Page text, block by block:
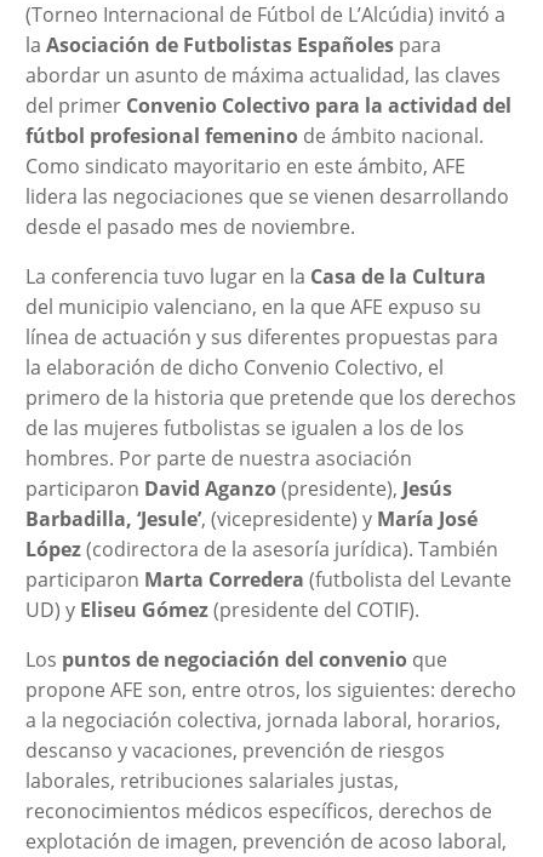
(Torneo Internacional de Fútbol de L’Alcúdia) invitó a
la Asociación de Futbolistas Españolespara
abordar un asunto de máxima actualidad, las claves
del primer Convenio Colectivo para la actividad del
fútbol profesional femeninode ámbito nacional.
Como sindicato mayoritario en este ámbito, AFE
lidera las negociaciones que se vienen desarrollando
desde el pasado mes de noviembre.
La conferencia tuvo lugar en la Casa de la Cultura
del municipio valenciano, en la que AFE expuso su
línea de actuación y sus diferentes propuestas para
la elaboración de dicho Convenio Colectivo, el
primero de la historia que pretende que los derechos
de las mujeres futbolistas se igualen a los de los
hombres. Por parte de nuestra asociación
participaron David Aganzo(presidente), Jesús
Barbadilla, ‘Jesule’, (vicepresidente) y María José
López(codirectora de la asesoría jurídica). También
participaron Marta Corredera (futbolista del Levante
UD) y Eliseu Gómez(presidente del COTIF).
Los puntos de negociación del convenioque
propone AFE son, entre otros, los siguientes: derecho
a la negociación colectiva, jornada laboral, horarios,
descanso y vacaciones, prevención de riesgos
laborales, retribuciones salariales justas,
reconocimientos médicos específicos, derechos de
explotación de imagen, prevención de acoso laboral,